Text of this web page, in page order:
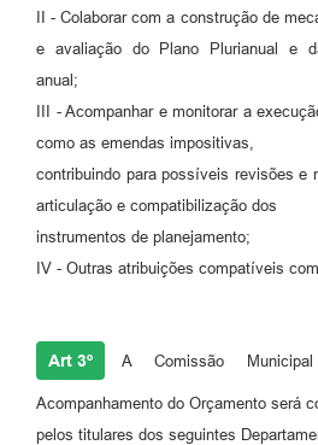
II - Colaborar com a construção de
e avaliação do Plano Plurianual e
anual;
III - Acompanhar e monitorar a
como as emendas impositivas,
contribuindo para possíveis revisões e
articulação e compatibilização dos
instrumentos de planejamento;
IV - Outras atribuições compatíveis
Art 3º A Comissão
Acompanhamento do Orçamento será
pelos titulares dos seguintes